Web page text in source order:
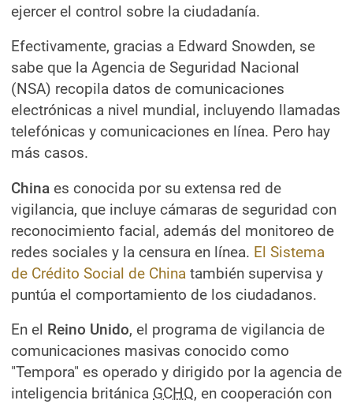
ejercer el control sobre la ciudadanía.
Efectivamente, gracias a Edward Snowden, se
sabe que la Agencia de Seguridad Nacional
(NSA) recopila datos de comunicaciones
electrónicas a nivel mundial, incluyendo llamadas
telefónicas y comunicaciones en línea. Pero hay
más casos.
China es conocida por su extensa red de
vigilancia, que incluye cámaras de seguridad con
reconocimiento facial, además del monitoreo de
redes sociales y la censura en línea. El Sistema
de Crédito Social de China también supervisa y
puntúa el comportamiento de los ciudadanos.
En el Reino Unido, el programa de vigilancia de
comunicaciones masivas conocido como
"Tempora" es operado y dirigido por la agencia de
inteligencia británica GCHQ, en cooperación con